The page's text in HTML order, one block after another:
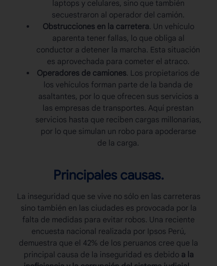
laptops y celulares, sino que también
secuestraron al operador del camión.
Obstrucciones en la carretera. Un vehículo
aparenta tener fallas, lo que obliga al
conductor a detener la marcha. Esta situación
es aprovechada para cometer el atraco.
Operadores de camiones. Los propietarios de
los vehículos forman parte de la banda de
asaltantes, por lo que ofrecen sus servicios a
las empresas de transportes. Aquí prestan
servicios hasta que reciben cargas millonarias,
por lo que simulan un robo para apoderarse
de la carga.
Principales causas.
La inseguridad que se vive no sólo en las carreteras
sino también en las ciudades es provocada por la
falta de medidas para evitar robos. Una reciente
encuesta nacional realizada por Ipsos Perú,
demuestra que el 42% de los peruanos cree que la
principal causa de la inseguridad es debido a la